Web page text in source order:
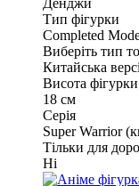
Тип фігурки
Completed
Виберіть тип
Китайська
Висота фігурки
18 см
Серія
Super Warrior
Тільки для
Ні